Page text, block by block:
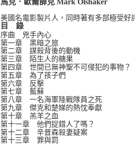
美國名電影製片人，同時著有多部極受好
目 錄
序曲 兇手內心
第一章 黑暗之旅
第二章 謀殺背後的動機
第三章 陌生人的糖果
第四章 世間已無神聖不可侵犯的事物？
第五章 為了孩子們
第六章 反擊
第七章 藍蘇
第八章 一名海軍陸戰隊員之死
第九章 傑克和楚娣的熱忱奉獻
第十章 羔羊之血
第十一章 他們捉錯人了嗎？
第十二章 辛普森殺妻疑案
第十三章 罪與罰